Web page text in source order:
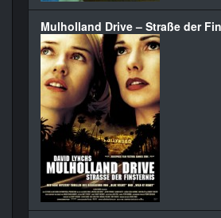
Mulholland Drive – Straße der